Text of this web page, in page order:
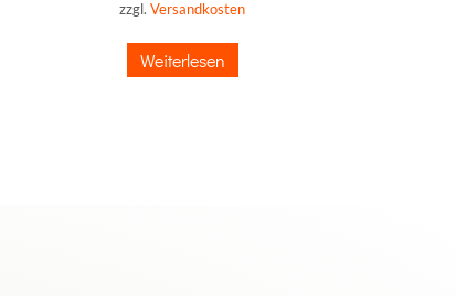
zzgl.Versandkosten
Weiterlesen